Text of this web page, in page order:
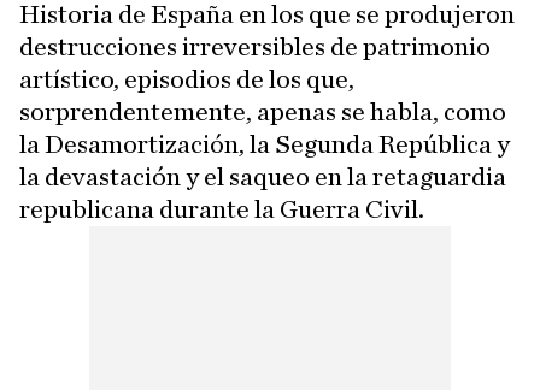
Historia de España en los que se produjeron
destrucciones irreversibles de patrimonio
artístico, episodios de los que,
sorprendentemente, apenas se habla, como
la Desamortización, la Segunda República y
la devastación y el saqueo en la retaguardia
republicana durante la Guerra Civil.